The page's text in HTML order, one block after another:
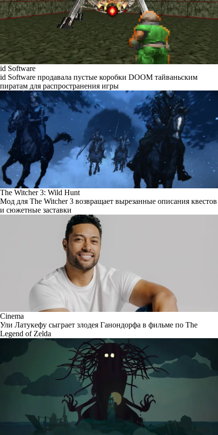
id Software
id Software продавала пустые коробки DOOM тайваньским
пиратам для распространения игры
The Witcher 3: Wild Hunt
Мод для The Witcher 3 возвращает вырезанные описания квестов
и сюжетные заставки
Cinema
Ули Латукефу сыграет злодея Ганондорфа в фильме по The
Legend of Zelda